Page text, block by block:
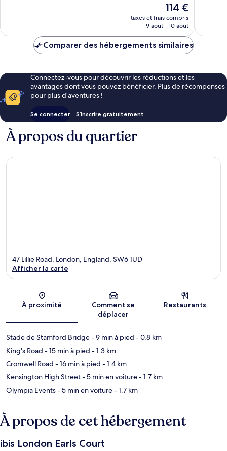
Le
nouveau
prix
de
114 €
taxes et frais compris
9 août - 10 août
Comparer des hébergements similaires
Connectez-vous pour découvrir les réductions et les
avantages dont vous pouvez bénéficier. Plus de récompenses
pour plus d’aventures !
Se connecter S’inscrire gratuitement
À propos du quartier
Carte
47 Lillie Road, London, England, SW6 1UD
Afficher la carte
À proximité
Comment se
déplacer
Restaurants
Stade de Stamford Bridge- 9 min à pied - 0.8 km
King's Road - 15 min à pied - 1.3 km
Cromwell Road - 16 min à pied - 1.4 km
Kensington High Street- 5 min en voiture- 1.7 km
Olympia Events- 5 min en voiture- 1.7 km
À propos de cet hébergement
ibis London Earls Court